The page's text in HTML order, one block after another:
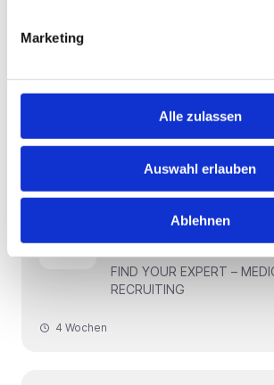
Marketing
Alle zulassen
Auswahl erlauben
Ablehnen
RECRUITING
Schnelle Bewerbung Emsdetten
FIND YOUR EXPERT –
RECRUITING
4 Wochen